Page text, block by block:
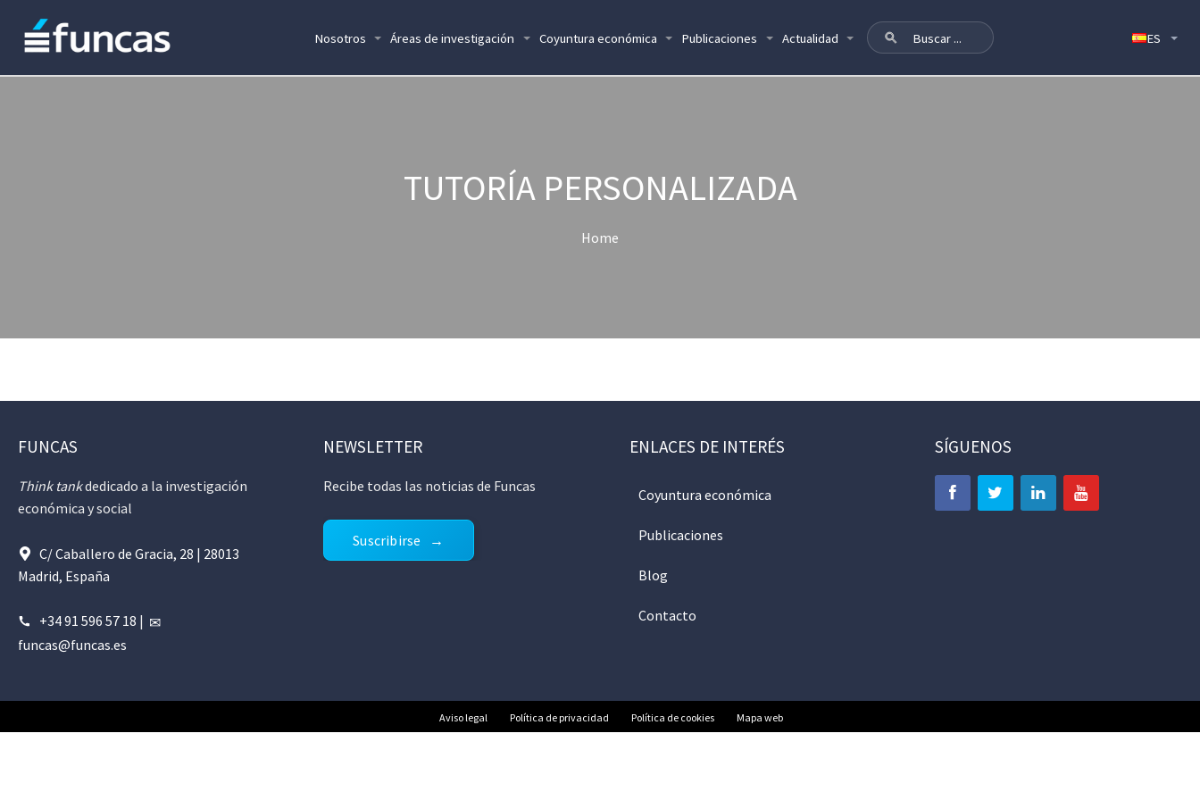
Nosotros Áreas de investigación Coyuntura económica Publicaciones Actualidad
TUTORÍA PERSONALIZADA
Home
FUNCAS
Think tankdedicado a la investigación
económica y social
C/ Caballero de Gracia, 28 | 28013
Madrid, España
+34 91 596 57 18 |
funcas@funcas.es
NEWSLETTER
Recibe todas las noticias de Funcas
Suscribirse
ENLACES DE INTERÉS
Coyuntura económica
Publicaciones
Blog
Contacto
SÍGUENOS
Aviso legal Política de privacidad Política de cookies Mapa web